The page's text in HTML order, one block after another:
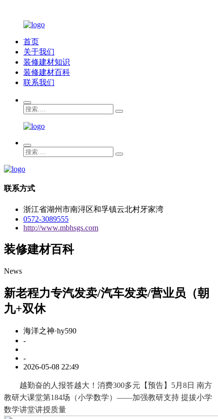
首页
关于我们
装修建材知识
装修建材百科
联系我们
联系方式
浙江省湖州市南浔区和孚镇云北村牙家湾
0572-3089555
http://www.mbhsgs.com
装修建材百科
News
新老程力专汽发卖/汽车发卖/营业员（朝
九+双休
海洋之神·hy590
-
-
2026-05-08 22:49
越勤奋的人报答越大！消费300多元【预告】5月8日 南方
教研大课堂第184场（小学数学）——加强教研支持 提拔小学
数学讲堂讲授质量